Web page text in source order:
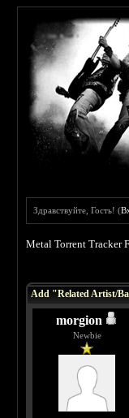
Здравствуйте, Гость! (
Metal Torrent Tracker
Add "Related Artist/
morgion
Newbie